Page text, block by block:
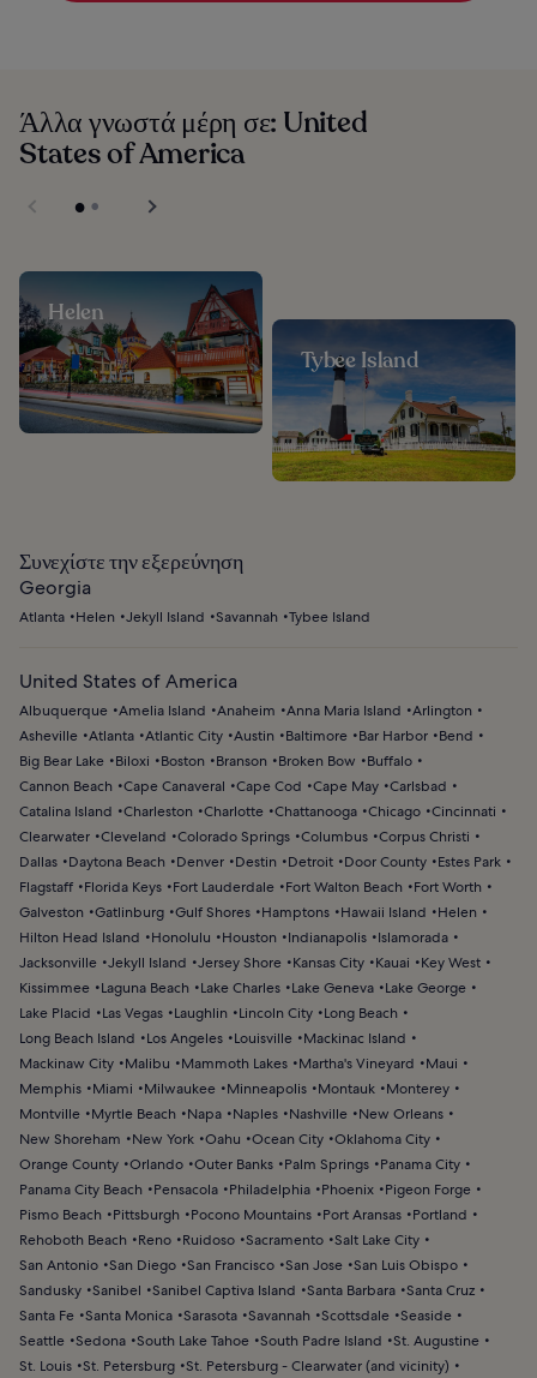
Άλλα γνωστά μέρη σε: United
States of America
Helen
Tybee Island
Συνεχίστε την εξερεύνηση
Georgia
Atlanta Helen Jekyll Island Savannah Tybee Island
United States of America
Albuquerque Amelia Island Anaheim Anna Maria Island
Arlington
Asheville Atlanta Atlantic City Austin Baltimore Bar Harbor
Bend
Big Bear Lake
Biloxi Boston Branson Broken Bow
Buffalo
Cannon Beach
Cape Canaveral Cape Cod Cape May Carlsbad
Catalina Island
Charleston Charlotte Chattanooga Chicago Cincinnati
Clearwater Cleveland Colorado Springs Columbus Corpus Christi
Dallas
Daytona Beach Denver Destin Detroit Door County
Estes Park
Flagstaff
Florida Keys Fort Lauderdale Fort Walton Beach
Fort Worth
Galveston
Gatlinburg Gulf Shores Hamptons Hawaii Island
Helen
Hilton Head Island
Honolulu Houston Indianapolis
Islamorada
Jacksonville Jekyll Island Jersey Shore Kansas City Kauai
Key West
Kissimmee
Laguna Beach Lake Charles Lake Geneva
Lake George
Lake Placid
Las Vegas Laughlin Lincoln City
Long Beach
Long Beach Island
Los Angeles Louisville
Mackinac Island
Mackinaw City
Malibu Mammoth Lakes Martha's Vineyard
Maui
Memphis
Miami Milwaukee Minneapolis Montauk
Monterey
Montville
Myrtle Beach Napa Naples Nashville
New Orleans
New Shoreham
New York Oahu Ocean City Oklahoma City
Orange County Orlando Outer Banks Palm Springs
Panama City
Panama City Beach
Pensacola Philadelphia Phoenix
Pigeon Forge
Pismo Beach
Pittsburgh Pocono Mountains Port Aransas
Portland
Rehoboth Beach
Reno Ruidoso Sacramento Salt Lake City
San Antonio San Diego San Francisco San Jose San Luis Obispo
Sandusky Sanibel Sanibel Captiva Island Santa Barbara Santa Cruz
Santa Fe Santa Monica Sarasota Savannah Scottsdale Seaside
Seattle Sedona South Lake Tahoe South Padre Island
St. Augustine
St. Louis St. Petersburg St. Petersburg - Clearwater (and vicinity)